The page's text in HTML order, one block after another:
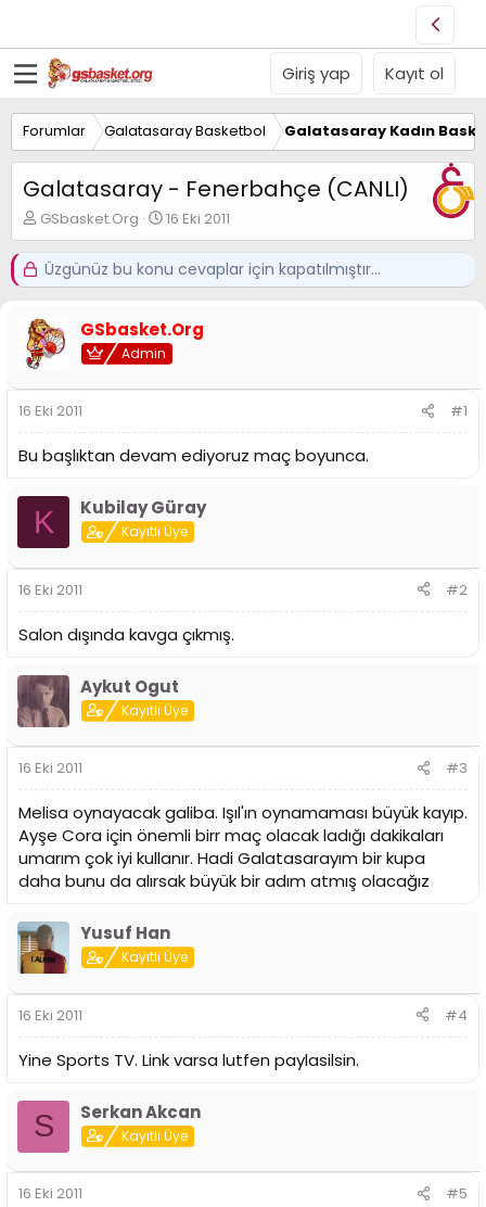
Giriş yap Kayıt ol
Forumlar Galatasaray Basketbol Galatasaray Kadın
Galatasaray - Fenerbahçe (CANLI)
K
o
n
u
u
B
a
l
a
t
a
GSbasket.Org
B
a
ş
l
g
t
r
i
16 Eki 2011
Üzgünüz bu konu cevaplar için kapatılmıştır...
GSbasket.Org
Admin
16 Eki 2011 #1
Bu başlıktan devam ediyoruz maç boyunca.
K Kubilay Güray
Kayıtlı Üye
16 Eki 2011 #2
Salon dışında kavga çıkmış.
Aykut Ogut
Kayıtlı Üye
16 Eki 2011 #3
Melisa oynayacak galiba. Işıl'ın oynamaması büyük kayıp.
Ayşe Cora için önemli birr maç olacak ladığı dakikaları
umarım çok iyi kullanır. Hadi Galatasarayım bir kupa
daha bunu da alırsak büyük bir adım atmış olacağız
Yusuf Han
Kayıtlı Üye
16 Eki 2011 #4
Yine Sports TV. Link varsa lutfen paylasilsin.
S Serkan Akcan
Kayıtlı Üye
16 Eki 2011 #5